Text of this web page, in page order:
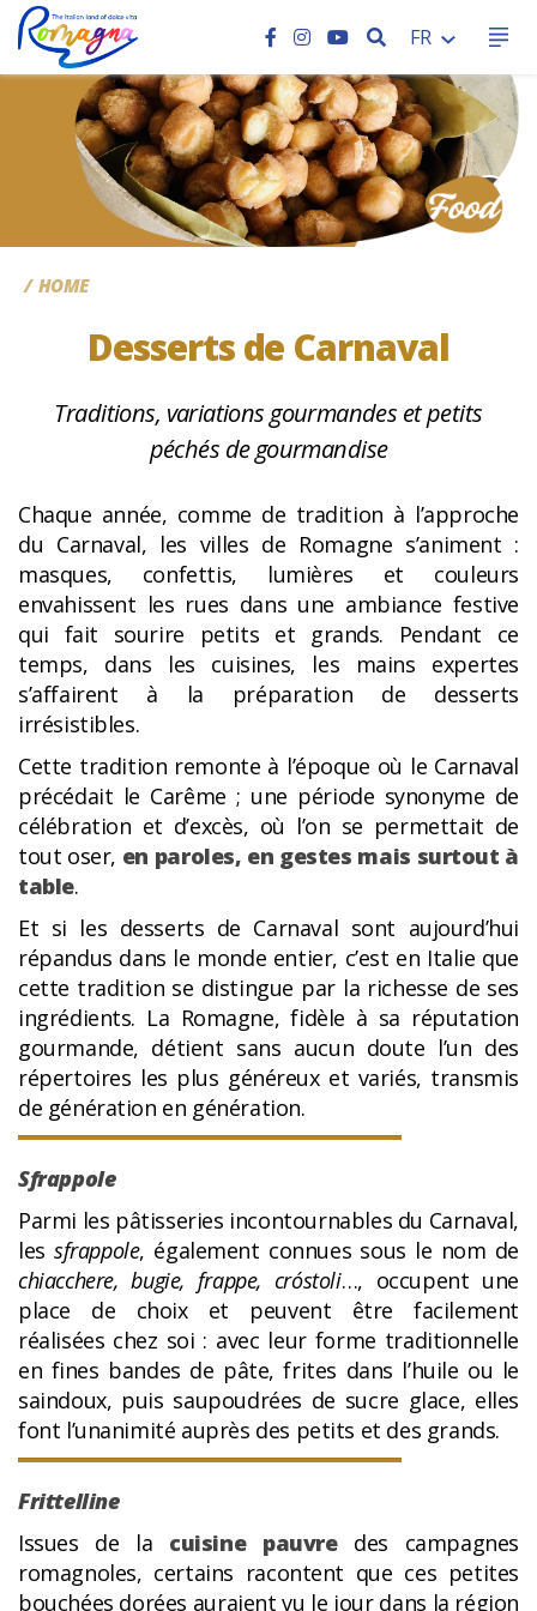
RECHERCHER
FR
CC
HOME
Desserts de Carnaval
Traditions, variations gourmandes et petits
péchés de gourmandise
Chaque année, comme de tradition à l’approche
du Carnaval, les villes de Romagne s’animent :
masques, confettis, lumières et couleurs
envahissent les rues dans une ambiance festive
qui fait sourire petits et grands. Pendant ce
temps, dans les cuisines, les mains expertes
s’affairent à la préparation de desserts
irrésistibles.
Cette tradition remonte à l’époque où le Carnaval
précédait le Carême ; une période synonyme de
célébration et d’excès, où l’on se permettait de
tout oser, en paroles, en gestes mais surtout à
table.
Et si les desserts de Carnaval sont aujourd’hui
répandus dans le monde entier, c’est en Italie que
cette tradition se distingue par la richesse de ses
ingrédients. La Romagne, fidèle à sa réputation
gourmande, détient sans aucun doute l’un des
répertoires les plus généreux et variés, transmis
de génération en génération.
Sfrappole
Parmi les pâtisseries incontournables du Carnaval,
lessfrappole, également connues sous le nom de
chiacchere, bugie, frappe, cróstoli…, occupent une
place de choix et peuvent être facilement
réalisées chez soi : avec leur forme traditionnelle
en fines bandes de pâte, frites dans l’huile ou le
saindoux, puis saupoudrées de sucre glace, elles
font l’unanimité auprès des petits et des grands.
Frittelline
Issues de la cuisine pauvre des campagnes
romagnoles, certains racontent que ces petites
bouchées dorées auraient vu le jour dans la région